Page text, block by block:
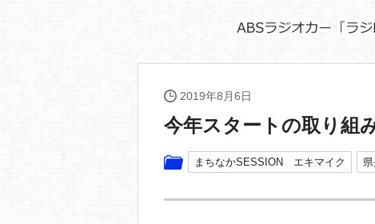
2019年8月6日
今年スタートの取り組
まちなかSESSION エキマイク